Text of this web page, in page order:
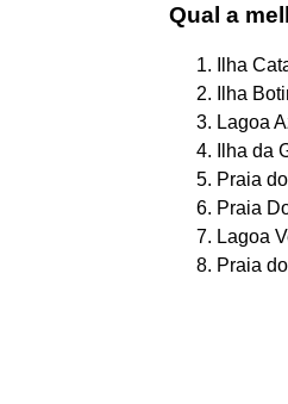
Qual a
Ilha
Ilha
Lagoa
Ilha da
Praia
Praia
Lagoa
Praia